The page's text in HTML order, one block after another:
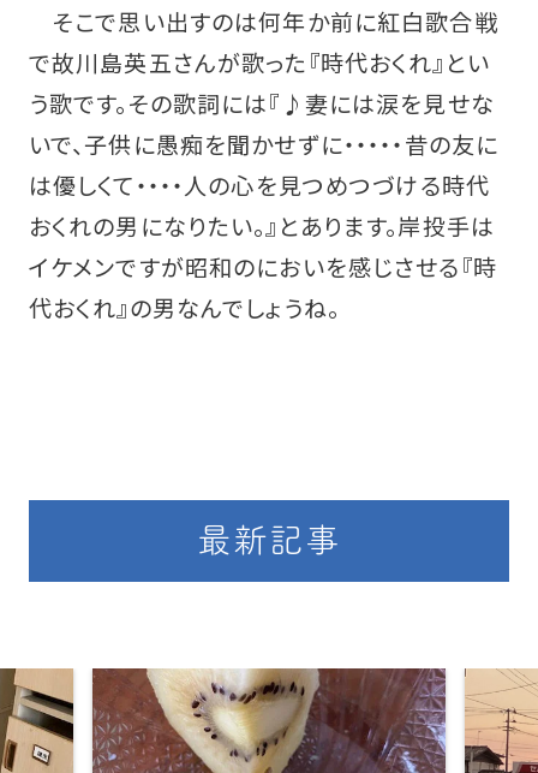
そこで思い出すのは何年か前に紅白歌合戦
で故川島英五さんが歌った『時代おくれ』とい
う歌です。その歌詞には『♪妻には涙を見せな
いで、子供に愚痴を聞かせずに・・・・・昔の友に
は優しくて・・・・人の心を見つめつづける時代
おくれの男になりたい。』とあります。岸投手は
イケメンですが昭和のにおいを感じさせる『時
代おくれ』の男なんでしょうね。
最新記事